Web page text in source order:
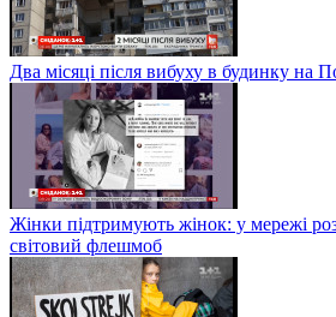
Два місяці після вибуху в будинку на
Жінки підтримують жінок: у мережі
світовий флешмоб